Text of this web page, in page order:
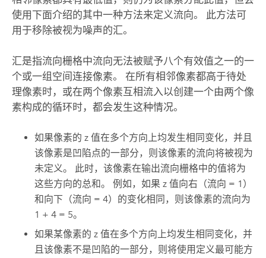
使用下面介绍的其中一种方法来定义流向。 此方法可
用于移除被视为噪声的汇。
汇是指流向栅格中流向无法被赋予八个有效值之一的一
个或一组空间连接像素。 在所有相邻像素都高于待处
理像素时，或在两个像素互相流入以创建一个由两个像
素构成的循环时，都会发生这种情况。
如果像素的 z 值在多个方向上均发生相同变化，并且
该像素是凹陷点的一部分，则该像素的流向将被视为
未定义。 此时，该像素在输出流向栅格中的值将为
这些方向的总和。 例如，如果 z 值向右（流向 = 1）
和向下（流向 = 4）的变化相同，则该像素的流向为
1 + 4 = 5。
如果某像素的 z 值在多个方向上均发生相同变化，并
且该像素不是凹陷的一部分，则将使用定义最可能方